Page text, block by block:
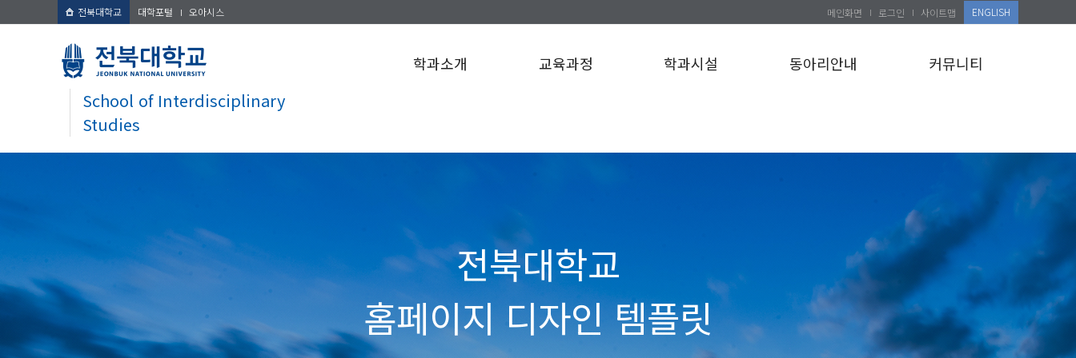
전북대학교 대학포털 오아시스
School of Interdisciplinary
Studies
메인화면 로그인 사이트맵 ENGLISH
학과소개 교육과정 학과시설 동아리안내 커뮤니티
전북대학교
홈페이지 디자인 템플릿